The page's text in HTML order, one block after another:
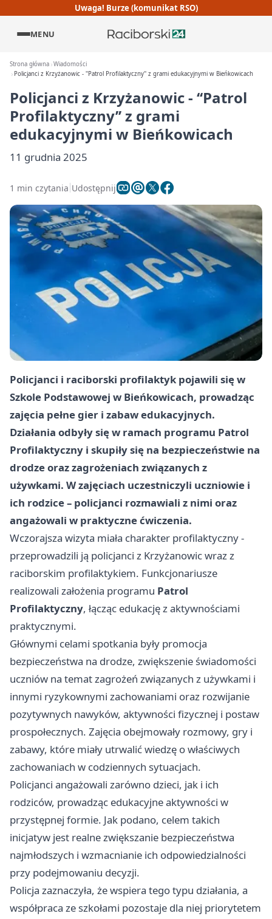
Uwaga! Burze (komunikat RSO)
MENU
Strona główna Wiadomości
Policjanci z Krzyżanowic - ''Patrol Profilaktyczny'' z grami edukacyjnymi w Bieńkowicach
Policjanci z Krzyżanowic - ‘‘Patrol
Profilaktyczny’’ z grami
edukacyjnymi w Bieńkowicach
11 grudnia 2025
1 min czytania Udostępnij
Policjanci i raciborski profilaktyk pojawili się w
Szkole Podstawowej w Bieńkowicach, prowadząc
zajęcia pełne gier i zabaw edukacyjnych.
Działania odbyły się w ramach programu Patrol
Profilaktyczny i skupiły się na bezpieczeństwie na
drodze oraz zagrożeniach związanych z
używkami. W zajęciach uczestniczyli uczniowie i
ich rodzice – policjanci rozmawiali z nimi oraz
angażowali w praktyczne ćwiczenia.
Wczorajsza wizyta miała charakter profilaktyczny -
przeprowadzili ją policjanci z Krzyżanowic wraz z
raciborskim profilaktykiem. Funkcjonariusze
realizowali założenia programu Patrol
Profilaktyczny, łącząc edukację z aktywnościami
praktycznymi.
Głównymi celami spotkania były promocja
bezpieczeństwa na drodze, zwiększenie świadomości
uczniów na temat zagrożeń związanych z używkami i
innymi ryzykownymi zachowaniami oraz rozwijanie
pozytywnych nawyków, aktywności fizycznej i postaw
prospołecznych. Zajęcia obejmowały rozmowy, gry i
zabawy, które miały utrwalić wiedzę o właściwych
zachowaniach w codziennych sytuacjach.
Policjanci angażowali zarówno dzieci, jak i ich
rodziców, prowadząc edukacyjne aktywności w
przystępnej formie. Jak podano, celem takich
inicjatyw jest realne zwiększanie bezpieczeństwa
najmłodszych i wzmacnianie ich odpowiedzialności
przy podejmowaniu decyzji.
Policja zaznaczyła, że wspiera tego typu działania, a
współpraca ze szkołami pozostaje dla niej priorytetem